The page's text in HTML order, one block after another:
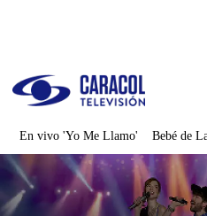
En vivo 'Yo Me Llamo' Bebé de